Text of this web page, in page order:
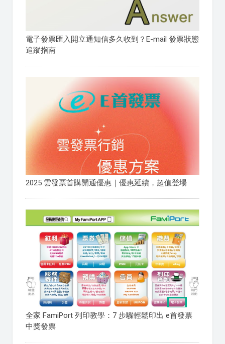
電子發票匯入開立通知信多久收到？E-mail 發票狀態
追蹤指南
2025 雲發票首購開通優惠｜優惠延續，超值登場
全家 FamiPort 列印教學：7 步驟輕鬆印出 e首發票
中獎發票